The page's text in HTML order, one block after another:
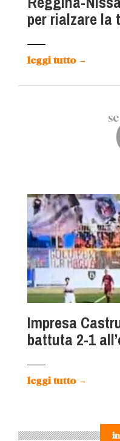
per rialzare la
leggi tutto →
Impresa
battuta 2-1
leggi tutto →